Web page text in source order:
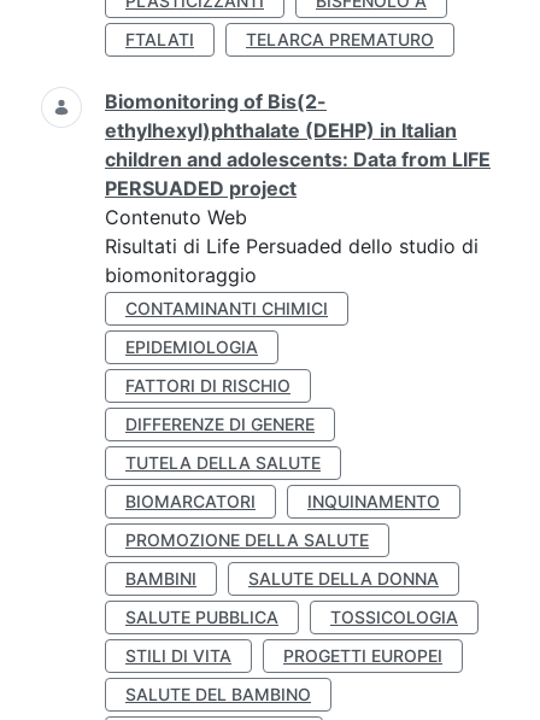
FTALATI
TELARCA PREMATURO
Biomonitoring of Bis(2-
ethylhexyl)phthalate (DEHP) in Italian
children and adolescents: Data from LIFE
PERSUADED project
Contenuto Web
Risultati di Life Persuaded dello studio di
biomonitoraggio
CONTAMINANTI CHIMICI
EPIDEMIOLOGIA
FATTORI DI RISCHIO
DIFFERENZE DI GENERE
TUTELA DELLA SALUTE
BIOMARCATORI
INQUINAMENTO
PROMOZIONE DELLA SALUTE
BAMBINI
SALUTE DELLA DONNA
SALUTE PUBBLICA
TOSSICOLOGIA
STILI DI VITA
PROGETTI EUROPEI
SALUTE DEL BAMBINO